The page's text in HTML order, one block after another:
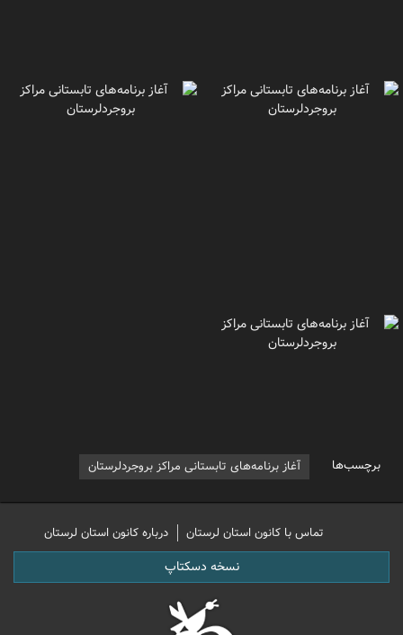
برچسب‌ها آغاز برنامه‌های تابستانی مراکز بروجردلرستان
تماس با کانون استان لرستان درباره کانون استان لرستان
نسخه دسکتاپ